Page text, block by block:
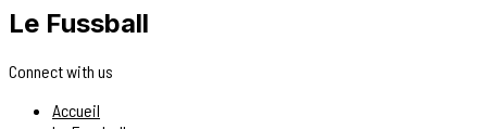
Le Fussball
Connect with us
Accueil